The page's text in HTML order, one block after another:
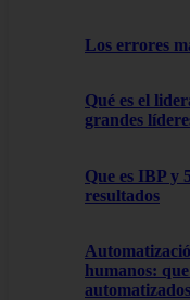
Los errores
Qué es el
grandes
Que es IBP y
resultados
humanos:
automatizados